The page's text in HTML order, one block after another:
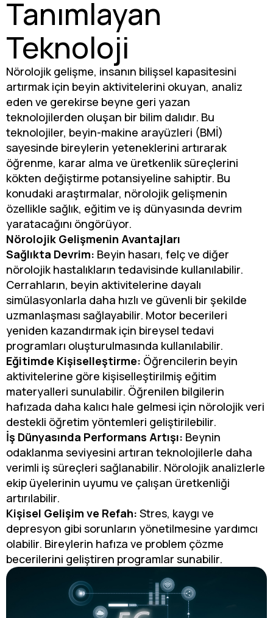
Tanımlayan
Teknoloji
Nörolojik gelişme, insanın bilişsel kapasitesini
artırmak için beyin aktivitelerini okuyan, analiz
eden ve gerekirse beyne geri yazan
teknolojilerden oluşan bir bilim dalıdır. Bu
teknolojiler, beyin-makine arayüzleri (BMİ)
sayesinde bireylerin yeteneklerini artırarak
öğrenme, karar alma ve üretkenlik süreçlerini
kökten değiştirme potansiyeline sahiptir. Bu
konudaki araştırmalar, nörolojik gelişmenin
özellikle sağlık, eğitim ve iş dünyasında devrim
yaratacağını öngörüyor.
Nörolojik Gelişmenin Avantajları
Sağlıkta Devrim: Beyin hasarı, felç ve diğer
nörolojik hastalıkların tedavisinde kullanılabilir.
Cerrahların, beyin aktivitelerine dayalı
simülasyonlarla daha hızlı ve güvenli bir şekilde
uzmanlaşması sağlayabilir. Motor becerileri
yeniden kazandırmak için bireysel tedavi
programları oluşturulmasında kullanılabilir.
Eğitimde Kişiselleştirme: Öğrencilerin beyin
aktivitelerine göre kişiselleştirilmiş eğitim
materyalleri sunulabilir. Öğrenilen bilgilerin
hafızada daha kalıcı hale gelmesi için nörolojik veri
destekli öğretim yöntemleri geliştirilebilir.
İş Dünyasında Performans Artışı: Beynin
odaklanma seviyesini artıran teknolojilerle daha
verimli iş süreçleri sağlanabilir. Nörolojik analizlerle
ekip üyelerinin uyumu ve çalışan üretkenliği
artırılabilir.
Kişisel Gelişim ve Refah: Stres, kaygı ve
depresyon gibi sorunların yönetilmesine yardımcı
olabilir. Bireylerin hafıza ve problem çözme
becerilerini geliştiren programlar sunabilir.